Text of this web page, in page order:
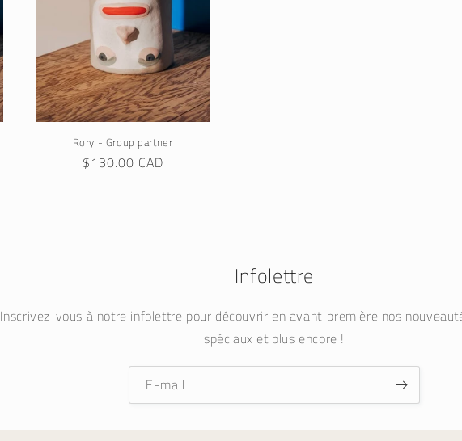
Rory - Group partner
Prix
$130.00 CAD
Infolettre
Inscrivez-vous à notre infolettre pour découvrir en avant-première nos
spéciaux et plus encore !
E-mail